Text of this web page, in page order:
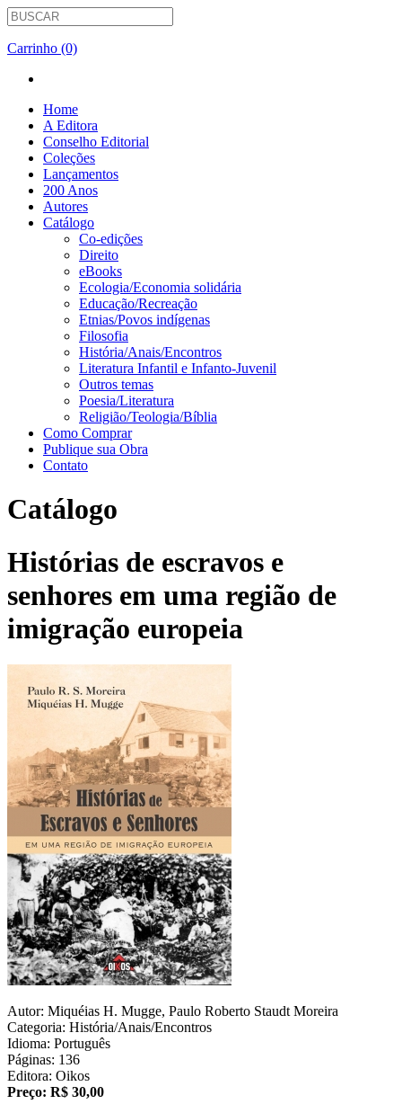
Carrinho (0)
Home
A Editora
Conselho Editorial
Coleções
Lançamentos
200 Anos
Autores
Catálogo
Co-edições
Direito
eBooks
Ecologia/Economia solidária
Educação/Recreação
Etnias/Povos indígenas
Filosofia
História/Anais/Encontros
Literatura Infantil e Infanto-Juvenil
Outros temas
Poesia/Literatura
Religião/Teologia/Bíblia
Como Comprar
Publique sua Obra
Contato
Catálogo
Histórias de escravos e
senhores em uma região de
imigração europeia
Autor: Miquéias H. Mugge, Paulo Roberto Staudt Moreira
Categoria: História/Anais/Encontros
Idioma: Português
Páginas: 136
Editora: Oikos
Preço: R$ 30,00